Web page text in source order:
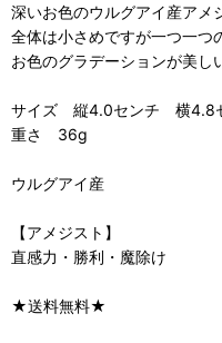
深いお色のウルグアイ産アメ
全体は小さめですが一つ一つ
お色のグラデーションが美し
サイズ 縦4.0センチ 横4.8
重さ 36g
ウルグアイ産
【アメジスト】
直感力・勝利・魔除け
★送料無料★